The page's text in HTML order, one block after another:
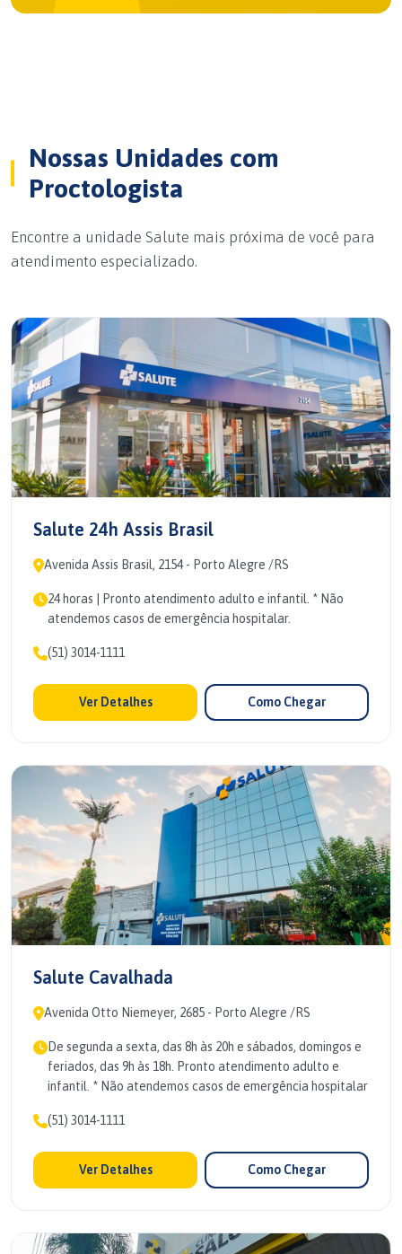
Nossas Unidades com
Proctologista
Encontre a unidade Salute mais próxima de você para
atendimento especializado.
Salute 24h Assis Brasil
Avenida Assis Brasil, 2154 - Porto Alegre /RS
24 horas | Pronto atendimento adulto e infantil. * Não
atendemos casos de emergência hospitalar.
(51) 3014-1111
Ver Detalhes Como Chegar
Salute Cavalhada
Avenida Otto Niemeyer, 2685 - Porto Alegre /RS
De segunda a sexta, das 8h às 20h e sábados, domingos e
feriados, das 9h às 18h. Pronto atendimento adulto e
infantil. * Não atendemos casos de emergência hospitalar
(51) 3014-1111
Ver Detalhes Como Chegar